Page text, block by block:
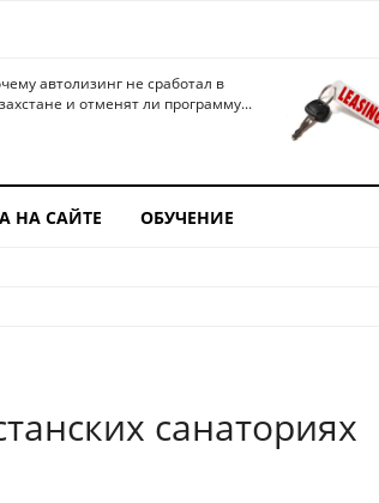
автолизинг не сработал в
и отменят ли программу...
НА САЙТЕ ОБУЧЕНИЕ
санаториях